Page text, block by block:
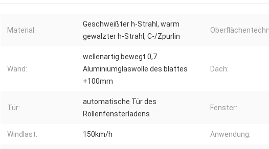
Material:
Geschweißter h-Strahl, warm
gewalzter h-Strahl, C-/Zpurlin
Wand:
wellenartig bewegt 0,7
Aluminiumglaswolle des blattes
+100mm
Dach:
Tür:
automatische Tür des
Rollenfensterladens
Fenster:
Windlast: 150km/h Anwendung: